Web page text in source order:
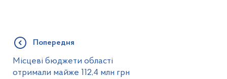
Попередня
Місцеві бюджети області
отримали майже 112,4 млн грн